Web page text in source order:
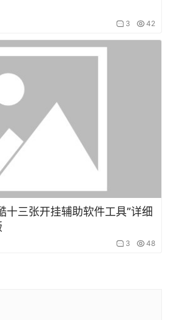
3 42
十三张开挂辅助软件工具”详细
3 48